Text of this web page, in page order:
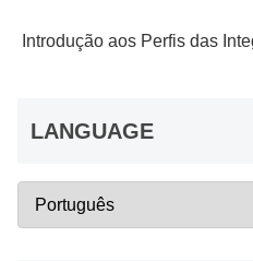
Introdução aos Perfis das
LANGUAGE